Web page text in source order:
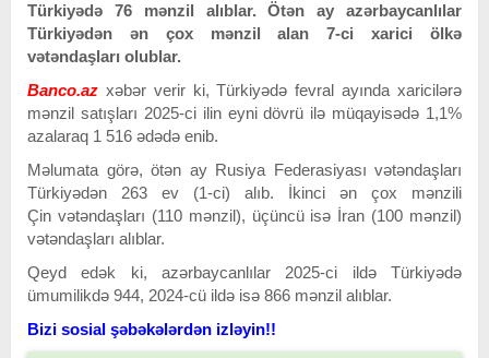
Türkiyədə 76 mənzil alıblar. Ötən ay azərbaycanlılar
Türkiyədən ən çox mənzil alan 7-ci xarici ölkə
vətəndaşları olublar.
Banco.az xəbər verir ki, Türkiyədə fevral ayında xaricilərə
mənzil satışları 2025-ci ilin eyni dövrü ilə müqayisədə 1,1%
azalaraq 1 516 ədədə enib.
Məlumata görə, ötən ay Rusiya Federasiyası vətəndaşları
Türkiyədən 263 ev (1-ci) alıb. İkinci ən çox mənzili
Çin vətəndaşları (110 mənzil), üçüncü isə İran (100 mənzil)
vətəndaşları alıblar.
Qeyd edək ki, azərbaycanlılar 2025-ci ildə Türkiyədə
ümumilikdə 944, 2024-cü ildə isə 866 mənzil alıblar.
Bizi sosial şəbəkələrdən izləyin!!